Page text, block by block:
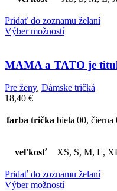
Pridať do zoznamu želaní
Výber možností
MAMA a TATO je
Pre ženy, Dámske tričká
18,40 €
farba trička biela 00, čierna
veľkosť XS, S, M, L,
Pridať do zoznamu želaní
Výber možností